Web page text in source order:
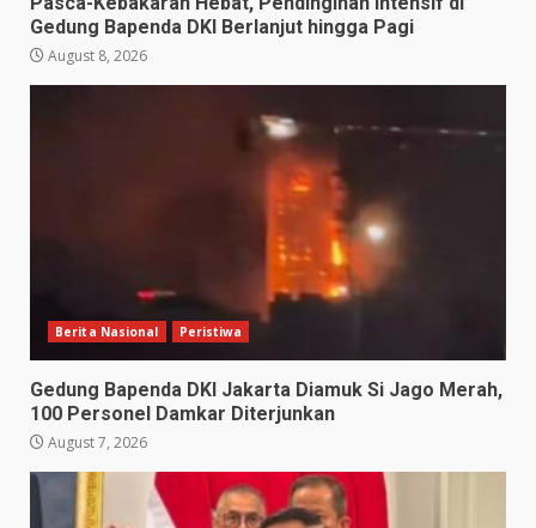
Gedung Bapenda DKI Berlanjut hingga Pagi
August 8, 2026
Berita Nasional Peristiwa
Gedung Bapenda DKI Jakarta Diamuk Si Jago Merah,
100 Personel Damkar Diterjunkan
August 7, 2026